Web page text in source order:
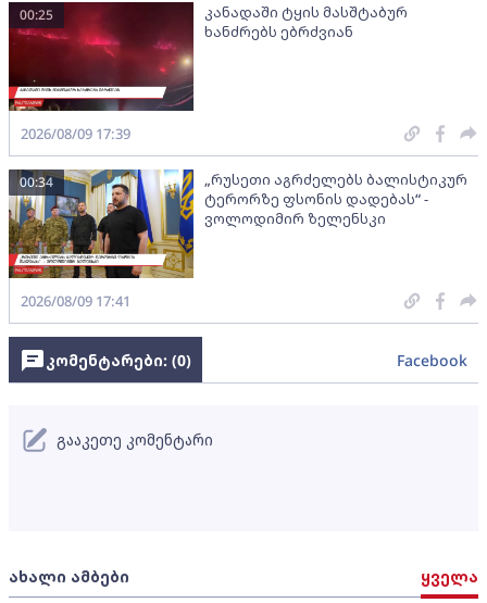
კანადაში ტყის მასშტაბურ
ხანძრებს ებრძვიან
00:25
2026/08/09 17:39
„რუსეთი აგრძელებს ბალისტიკურ
ტერორზე ფსონის დადებას“ -
ვოლოდიმირ ზელენსკი
00:34
2026/08/09 17:41
ახალი ამბები ყველა
კომენტარები: (0) Facebook
გააკეთე კომენტარი